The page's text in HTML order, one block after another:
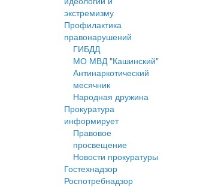
экстремизму
Профилактика
правонарушений
ГИБДД
МО МВД "Кашинский"
Антинаркотический
месячник
Народная дружина
Прокуратура
информирует
Правовое
просвещение
Новости прокуратуры
Гостехнадзор
Роспотребнадзор